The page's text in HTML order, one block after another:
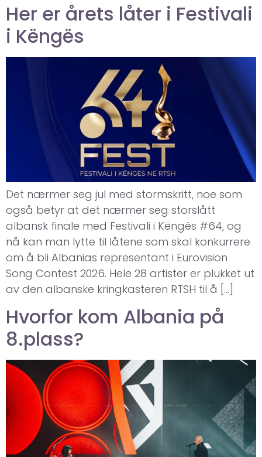
Her er årets låter i Festivali
i Këngës
Det nærmer seg jul med stormskritt, noe som
også betyr at det nærmer seg storslått
albansk finale med Festivali i Këngës #64, og
nå kan man lytte til låtene som skal konkurrere
om å bli Albanias representant i Eurovision
Song Contest 2026. Hele 28 artister er plukket ut
av den albanske kringkasteren RTSH til å […]
Hvorfor kom Albania på
8.plass?